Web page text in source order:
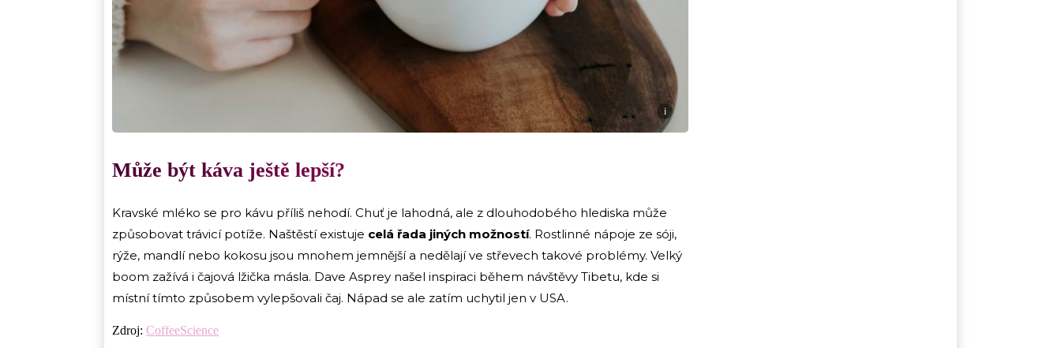
i
Může být káva ještě lepší?
Kravské mléko se pro kávu příliš nehodí. Chuť je lahodná, ale z dlouhodobého hlediska může
způsobovat trávicí potíže. Naštěstí existuje celá řada jiných možností. Rostlinné nápoje ze sóji,
rýže, mandlí nebo kokosu jsou mnohem jemnější a nedělají ve střevech takové problémy. Velký
boom zažívá i čajová lžička másla. Dave Asprey našel inspiraci během návštěvy Tibetu, kde si
místní tímto způsobem vylepšovali čaj. Nápad se ale zatím uchytil jen v USA.
Zdroj: CoffeeScience